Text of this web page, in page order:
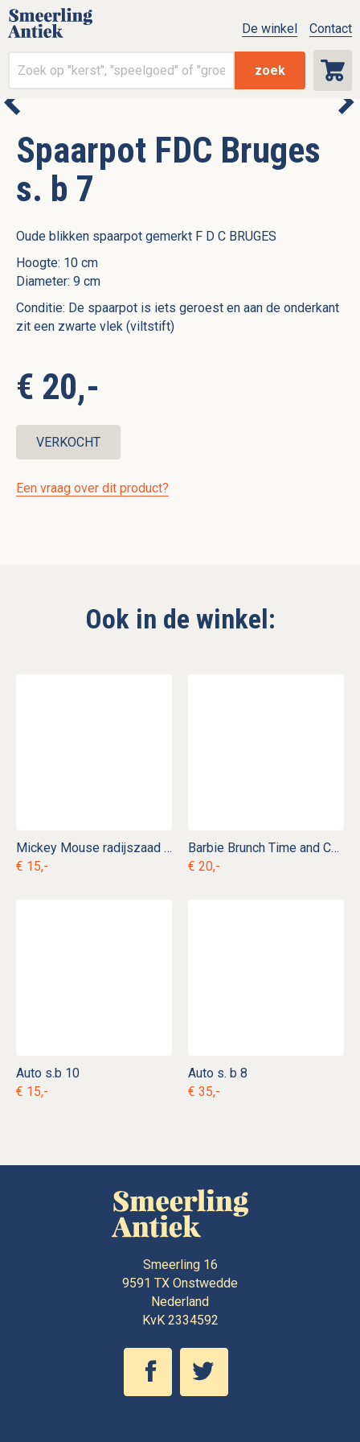
zoek
De winkel Contact
Spaarpot FDC Bruges
s. b 7
Oude blikken spaarpot gemerkt F D C BRUGES
Hoogte: 10 cm
Diameter: 9 cm
Conditie: De spaarpot is iets geroest en aan de onderkant
zit een zwarte vlek (viltstift)
€ 20,-
VERKOCHT
Een vraag over dit product?
Ook in de winkel:
Mickey Mouse radijszaad s. d 14
€ 15,-
Barbie Brunch Time and Coffee's On
€ 20,-
Auto s.b 10
€ 15,-
Auto s. b 8
€ 35,-
Smeerling 16
9591 TX Onstwedde
Nederland
KvK 2334592